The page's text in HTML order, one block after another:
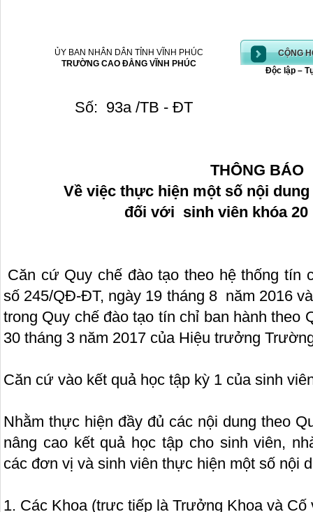
ỦY BAN NHÂN DÂN TỈNH VĨNH PHÚC
TRƯỜNG CAO ĐẲNG VĨNH PHÚC
CỘNG
Độc lập –
Số: 93a/TB -
THÔNG BÁO
Về việc thực hiện một số nội
đối với sinh viên khóa 20
Căn cứ Quy chế đào tạo theo hệ thống tín
số 245/QĐ-ĐT, ngày 19 tháng 8 năm 2016
trong Quy chế đào tạo tín chỉ ban hành theo
30 tháng 3 năm 2017 của Hiệu trưởng
Căn cứ vào kết quả học tập kỳ 1 của sinh
Nhằm thực hiện đầy đủ các nội dung theo
nâng cao kết quả học tập cho sinh viên,
các đơn vị và sinh viên thực hiện một số nội
1. Các Khoa (trực tiếp là Trưởng Khoa và